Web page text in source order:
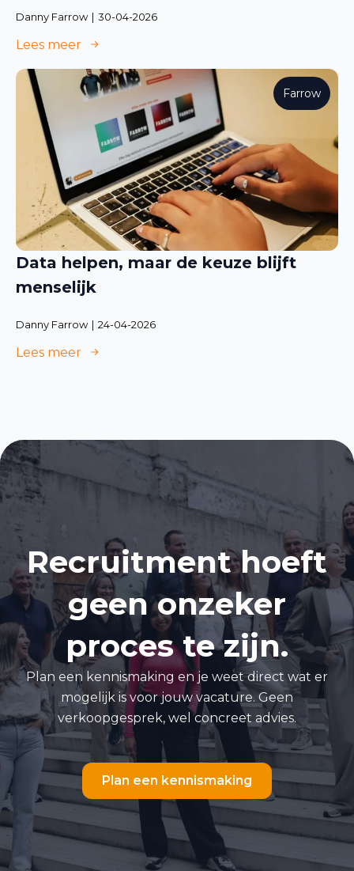
Danny Farrow 30-04-2026
Lees meer
Data helpen, maar de keuze blijft
menselijk
Danny Farrow 24-04-2026
Farrow
Lees meer
Recruitment hoeft
geen onzeker
proces te zijn.
Plan een kennismaking en je weet direct wat er
mogelijk is voor jouw vacature. Geen
verkoopgesprek, wel concreet advies.
Plan een kennismaking